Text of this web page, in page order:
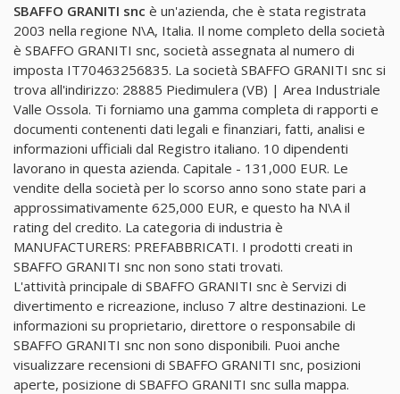
SBAFFO GRANITI snc è un'azienda, che è stata registrata
2003 nella regione N\A, Italia. Il nome completo della società
è SBAFFO GRANITI snc, società assegnata al numero di
imposta IT70463256835. La società SBAFFO GRANITI snc si
trova all'indirizzo: 28885 Piedimulera (VB) | Area Industriale
Valle Ossola. Ti forniamo una gamma completa di rapporti e
documenti contenenti dati legali e finanziari, fatti, analisi e
informazioni ufficiali dal Registro italiano. 10 dipendenti
lavorano in questa azienda. Capitale - 131,000 EUR. Le
vendite della società per lo scorso anno sono state pari a
approssimativamente 625,000 EUR, e questo ha N\A il
rating del credito. La categoria di industria è
MANUFACTURERS: PREFABBRICATI. I prodotti creati in
SBAFFO GRANITI snc non sono stati trovati.
L'attività principale di SBAFFO GRANITI snc è Servizi di
divertimento e ricreazione, incluso 7 altre destinazioni. Le
informazioni su proprietario, direttore o responsabile di
SBAFFO GRANITI snc non sono disponibili. Puoi anche
visualizzare recensioni di SBAFFO GRANITI snc, posizioni
aperte, posizione di SBAFFO GRANITI snc sulla mappa.